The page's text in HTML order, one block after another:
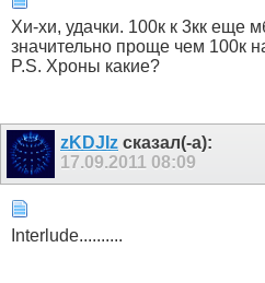
Хи-хи, удачки. 100к к 3кк еще
значительно проще чем 100к
P.S. Хроны какие?
zKDJIz сказал(-а):
17.09.2011 08:09
Interlude..........